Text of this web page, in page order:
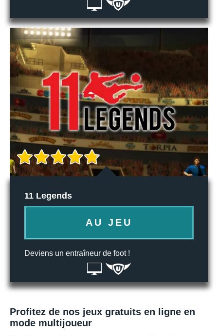
11 Legends
AU JEU
Deviens un entraîneur de foot !
Profitez de nos jeux gratuits en ligne en
mode multijoueur